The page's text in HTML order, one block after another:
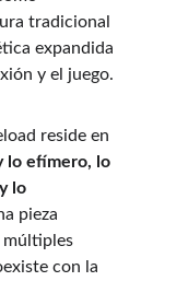
tradicional
expandida
y el juego.
reside en
lo efímero, lo
lo
pieza
con la